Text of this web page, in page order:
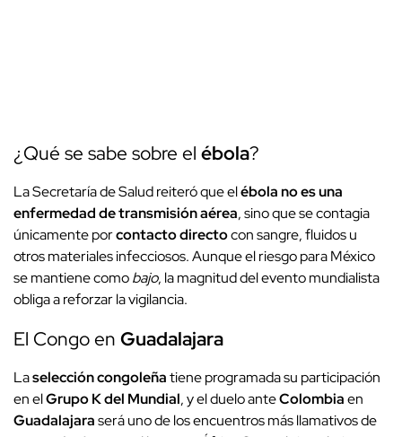
¿Qué se sabe sobre el ébola?
La Secretaría de Salud reiteró que elébolano es una
enfermedad de transmisión aérea, sino que se contagia
únicamente porcontacto directocon sangre, fluidos u
otros materiales infecciosos. Aunque el riesgo para México
se mantiene comobajo, la magnitud del evento mundialista
obliga a reforzar la vigilancia.
El Congo en Guadalajara
Laselección congoleñatiene programada su participación
en elGrupo K del Mundial, y el duelo anteColombiaen
Guadalajaraserá uno de los encuentros más llamativos de